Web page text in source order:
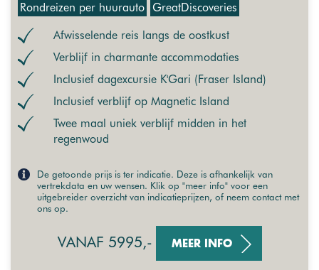
Rondreizen per huurauto GreatDiscoveries
Afwisselende reis langs de oostkust
Verblijf in charmante accommodaties
Inclusief dagexcursie K'Gari (Fraser Island)
Inclusief verblijf op Magnetic Island
Twee maal uniek verblijf midden in het
regenwoud
De getoonde prijs is ter indicatie. Deze is afhankelijk van
vertrekdata en uw wensen. Klik op "meer info" voor een
uitgebreider overzicht van indicatieprijzen, of neem contact met
ons op.
VANAF 5995,- MEER INFO